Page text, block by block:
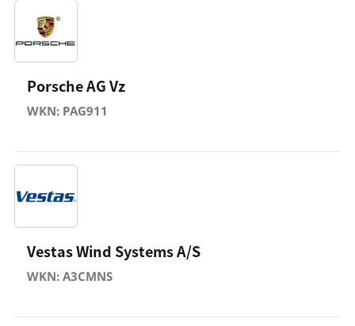
Porsche AG Vz
WKN: PAG911
Vestas Wind Systems A/S
WKN: A3CMNS